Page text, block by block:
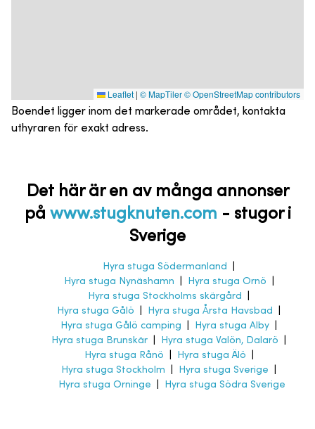
Leaflet | © MapTiler© OpenStreetMap contributors
Boendet ligger inom det markerade området, kontakta
uthyraren för exakt adress.
Det här är en av många annonser
på www.stugknuten.com - stugor i
Sverige
Hyra stuga Södermanland
Hyra stuga Nynäshamn
Hyra stuga Ornö
Hyra stuga Stockholms skärgård
Hyra stuga Gålö
Hyra stuga Årsta Havsbad
Hyra stuga Gålö camping
Hyra stuga Alby
Hyra stuga Brunskär
Hyra stuga Valön, Dalarö
Hyra stuga Rånö
Hyra stuga Älö
Hyra stuga Stockholm
Hyra stuga Sverige
Hyra stuga Orninge
Hyra stuga Södra Sverige